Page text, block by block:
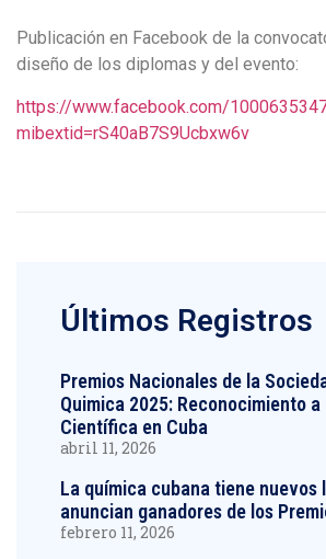
Últimos Registros
Premios Nacionales de la
Quimica 2025: Reconocimiento
Científica en Cuba
abril 11, 2026
La química cubana tiene nuevos
anuncian ganadores de los
febrero 11, 2026
Publicación en Facebook de la
diseño de los diplomas y del evento:
https://www.facebook.com/
mibextid=rS40aB7S9Ucbxw6v